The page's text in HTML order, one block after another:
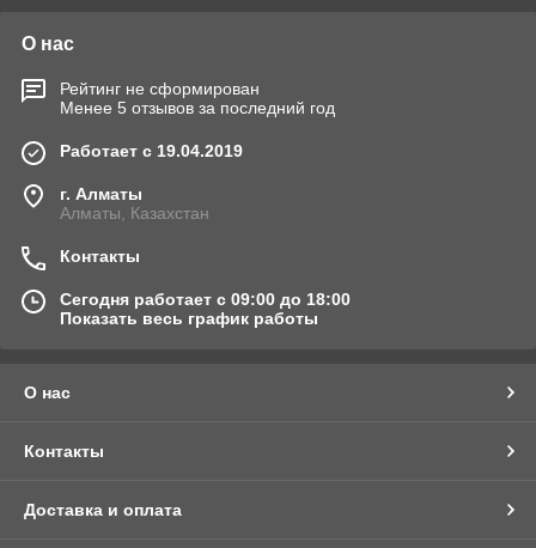
О нас
Рейтинг не сформирован
Менее 5 отзывов за последний год
Работает с 19.04.2019
г. Алматы
Алматы, Казахстан
Контакты
Сегодня работает с 09:00 до 18:00
Показать весь график работы
О нас
Контакты
Доставка и оплата